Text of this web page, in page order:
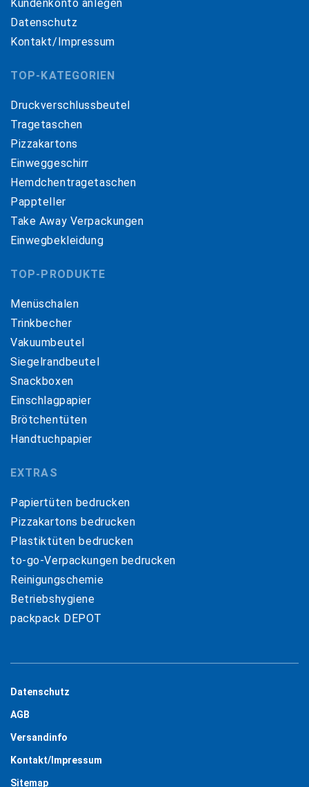
Kundenkonto anlegen
Datenschutz
Kontakt/Impressum
TOP-KATEGORIEN
Druckverschlussbeutel
Tragetaschen
Pizzakartons
Einweggeschirr
Hemdchentragetaschen
Pappteller
Take Away Verpackungen
Einwegbekleidung
TOP-PRODUKTE
Menüschalen
Trinkbecher
Vakuumbeutel
Siegelrandbeutel
Snackboxen
Einschlagpapier
Brötchentüten
Handtuchpapier
EXTRAS
Papiertüten bedrucken
Pizzakartons bedrucken
Plastiktüten bedrucken
to-go-Verpackungen bedrucken
Reinigungschemie
Betriebshygiene
packpack DEPOT
Datenschutz
AGB
Versandinfo
Kontakt/Impressum
Sitemap